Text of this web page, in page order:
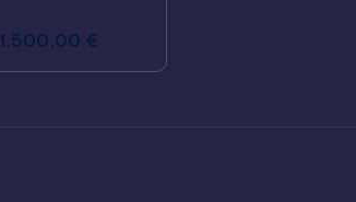
1.500,00 €